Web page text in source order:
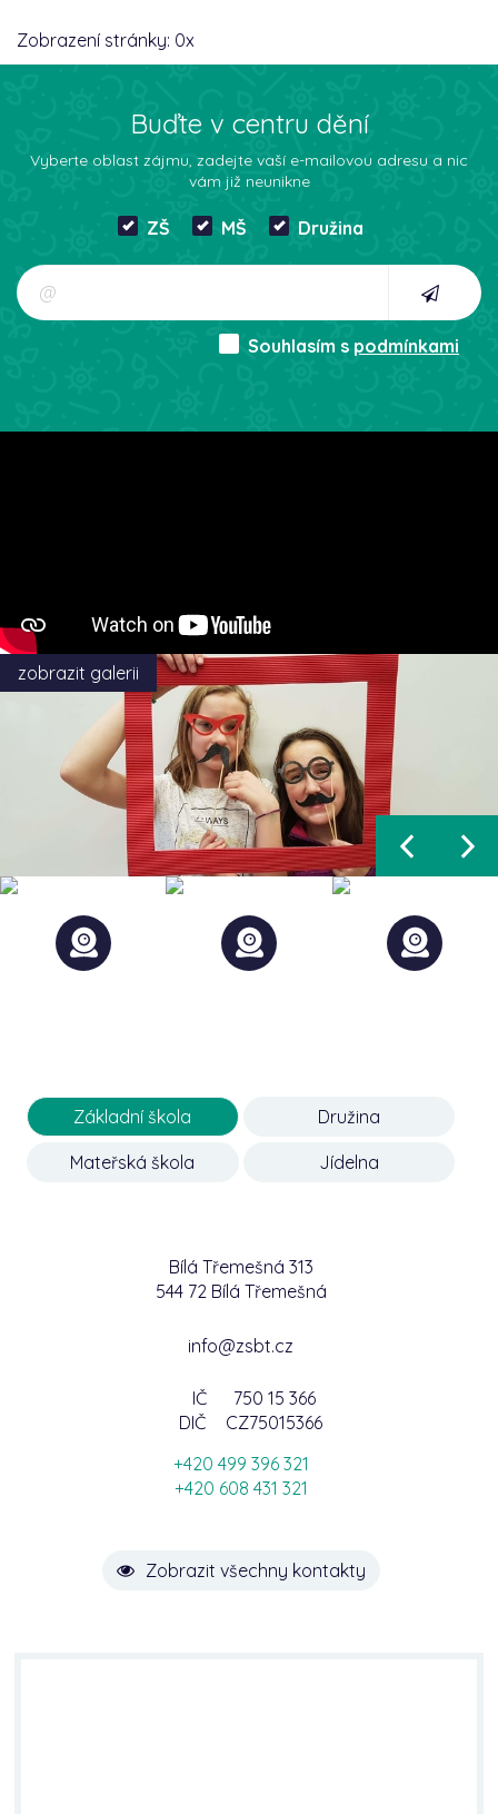
Zobrazení stránky: 0x
Buďte v centru dění
Vyberte oblast zájmu, zadejte vaší e-mailovou adresu a nic
vám již neunikne
ZŠ MŠ Družina
Souhlasím s podmínkami
zobrazit galerii
Základní škola Družina
Mateřská škola Jídelna
Bílá Třemešná 313
544 72 Bílá Třemešná
info@zsbt.cz
IČ
750 15 366
DIČ
CZ75015366
+420 499 396 321
+420 608 431 321
Zobrazit všechny kontakty